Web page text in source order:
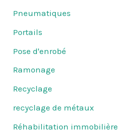
Pneumatiques
Portails
Pose d'enrobé
Ramonage
Recyclage
recyclage de métaux
Réhabilitation immobilière